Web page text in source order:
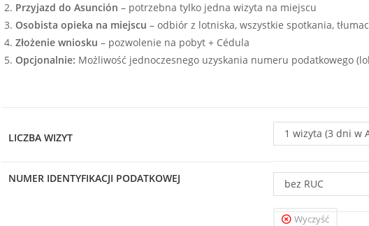
Przyjazd do Asunción – potrzebna tylko jedna wizyta na miejscu
Osobista opieka na miejscu – odbiór z lotniska, wszystkie spotkania,
Złożenie wniosku – pozwolenie na pobyt + Cédula
Opcjonalnie: Możliwość jednoczesnego uzyskania numeru podatkowego
LICZBA WIZYT 1 wizyta (3 dni w
NUMER IDENTYFIKACJI PODATKOWEJ bez RUC
Wyczyść